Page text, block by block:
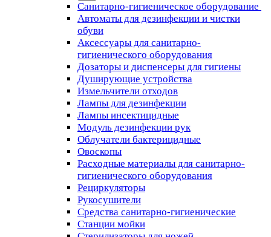
Санитарно-гигиеническое оборудование
Автоматы для дезинфекции и чистки
обуви
Аксессуары для санитарно-
гигиенического оборудования
Дозаторы и диспенсеры для гигиены
Душирующие устройства
Измельчители отходов
Лампы для дезинфекции
Лампы инсектицидные
Модуль дезинфекции рук
Облучатели бактерицидные
Овоскопы
Расходные материалы для санитарно-
гигиенического оборудования
Рециркуляторы
Рукосушители
Средства санитарно-гигиенические
Станции мойки